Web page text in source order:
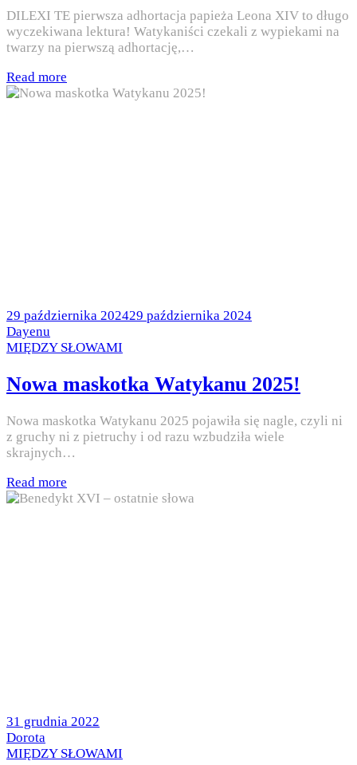
DILEXI TE pierwsza adhortacja papieża Leona XIV to długo
wyczekiwana lektura! Watykaniści czekali z wypiekami na
twarzy na pierwszą adhortację,…
Read more
Posted
on
29 października 202429 października 2024
by
Dayenu
Posted
MIĘDZY SŁOWAMI
Nowa maskotka Watykanu 2025!
Nowa maskotka Watykanu 2025 pojawiła się nagle, czyli ni
z gruchy ni z pietruchy i od razu wzbudziła wiele
skrajnych…
Read more
Posted
on
31 grudnia 2022
by
Dorota
Posted
MIĘDZY SŁOWAMI